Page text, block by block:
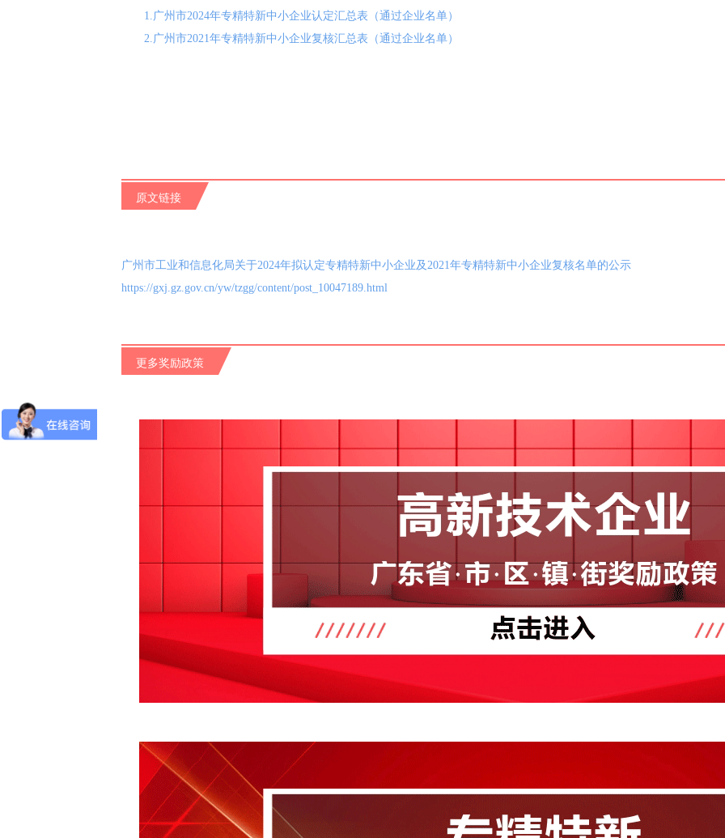
1.广州市2024年专精特新中小企业认定汇总表（通过企业名单）
2.广州市2021年专精特新中小企业复核汇总表（通过企业名单）
原文链接
广州市工业和信息化局关于2024年拟认定专精特新中小企业及2021年专精特新中小企业复核名单的公示
https://gxj.gz.gov.cn/yw/tzgg/content/post_10047189.html
更多奖励政策